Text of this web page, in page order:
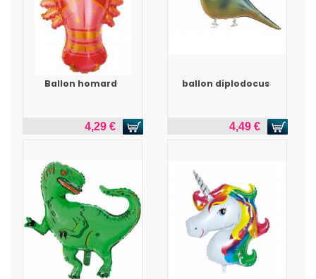
Ballon homard
4,29 €
ballon diplodocus
4,49 €